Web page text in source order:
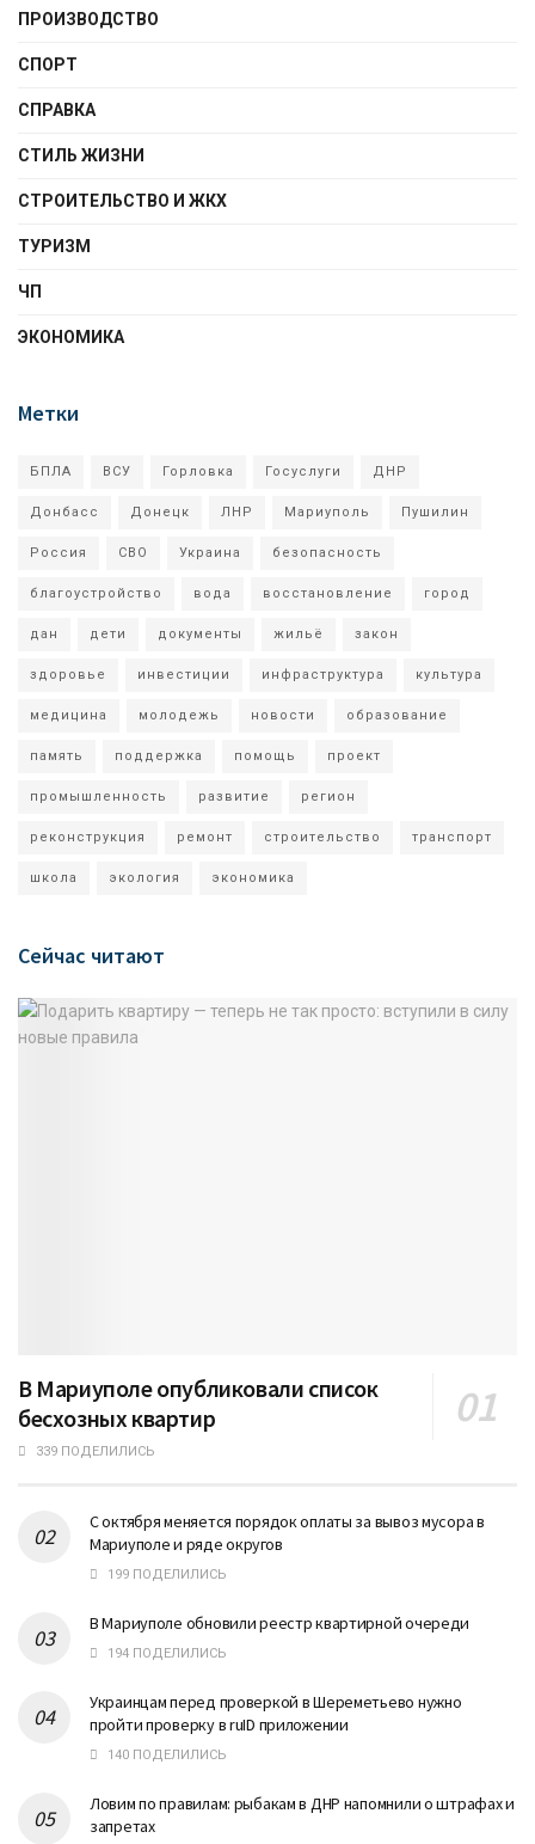
ПРОИЗВОДСТВО
СПОРТ
СПРАВКА
СТИЛЬ ЖИЗНИ
СТРОИТЕЛЬСТВО И ЖКХ
ТУРИЗМ
ЧП
ЭКОНОМИКА
Метки
БПЛА ВСУ Горловка Госуслуги ДНР
Донбасс Донецк ЛНР Мариуполь Пушилин
Россия СВО Украина безопасность
благоустройство вода восстановление город
дан дети документы жильё закон
здоровье инвестиции инфраструктура культура
медицина молодежь новости образование
память поддержка помощь проект
промышленность развитие регион
реконструкция ремонт строительство транспорт
школа экология экономика
Сейчас читают
В Мариуполе опубликовали список
бесхозных квартир
339 ПОДЕЛИЛИСЬ
С октября меняется порядок оплаты за вывоз мусора в
Мариуполе и ряде округов
199 ПОДЕЛИЛИСЬ
В Мариуполе обновили реестр квартирной очереди
194 ПОДЕЛИЛИСЬ
Украинцам перед проверкой в Шереметьево нужно
пройти проверку в ruID приложении
140 ПОДЕЛИЛИСЬ
Ловим по правилам: рыбакам в ДНР напомнили о штрафах и
запретах